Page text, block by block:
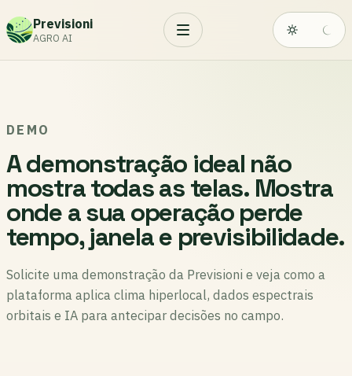
Previsioni
AGRO AI
DEMO
A demonstração ideal não
mostra todas as telas. Mostra
onde a sua operação perde
tempo, janela e previsibilidade.
Solicite uma demonstração da Previsioni e veja como a
plataforma aplica clima hiperlocal, dados espectrais
orbitais e IA para antecipar decisões no campo.